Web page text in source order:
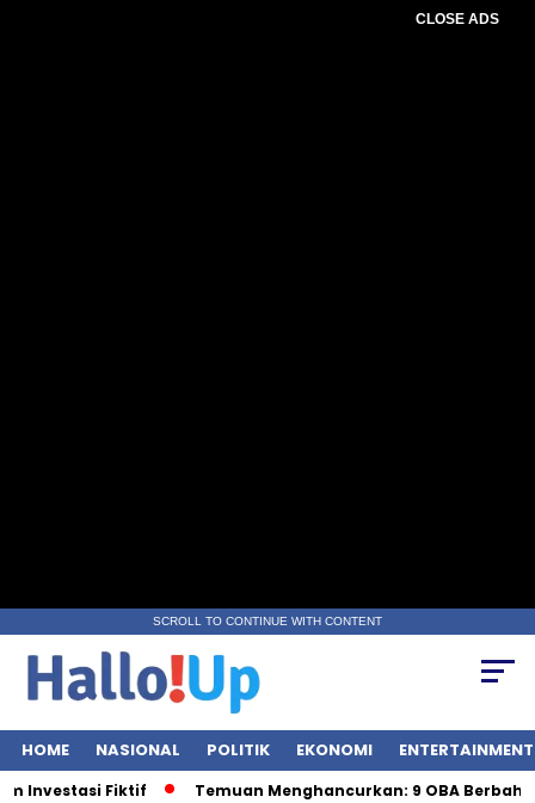
CLOSE ADS
SCROLL TO CONTINUE WITH CONTENT
HOME NASIONAL POLITIK EKONOMI ENTERTAINMENT
Fiktif Temuan Menghancurkan: 9 OBA Berbahaya oleh